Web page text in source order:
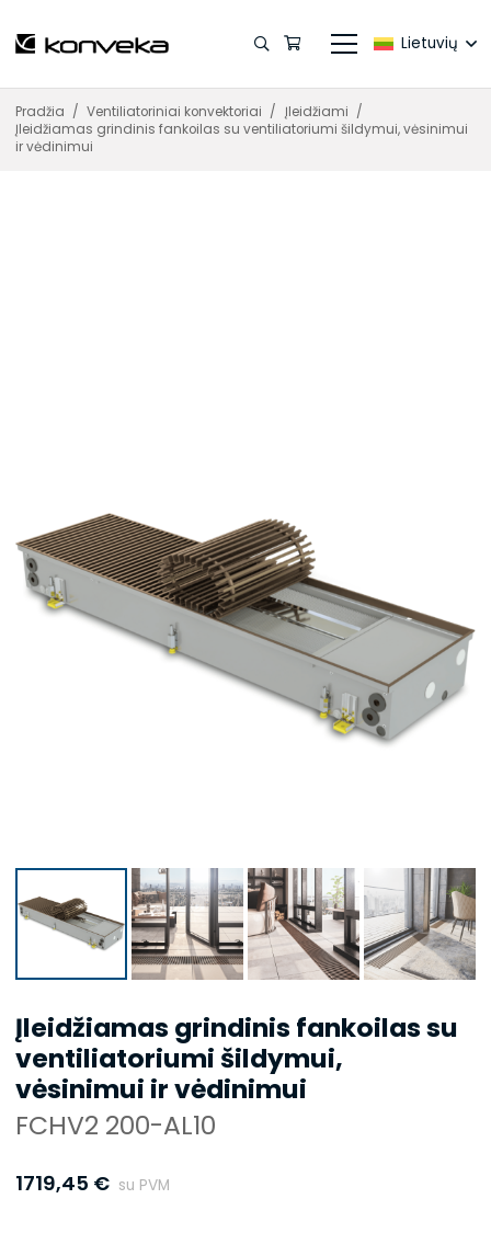
Lietuvių
Pradžia / Ventiliatoriniai konvektoriai / Įleidžiami /
Įleidžiamas grindinis fankoilas su ventiliatoriumi šildymui, vėsinimui
ir vėdinimui
Įleidžiamas grindinis fankoilas su
ventiliatoriumi šildymui,
vėsinimui ir vėdinimui
FCHV2 200-AL10
1719,45 € su PVM